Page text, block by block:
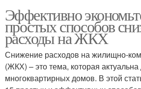
Эффективно
простых способов
расходы на ЖКХ
Снижение расходов на жилищно-
(ЖКХ) – это тема, которая
многоквартирных домов. В этой